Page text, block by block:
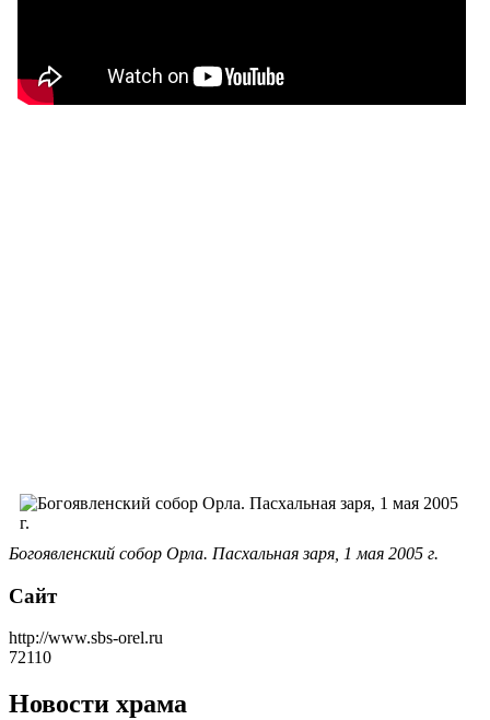
Богоявленский собор Орла. Пасхальная заря, 1 мая 2005 г.
Сайт
http://www.sbs-orel.ru
72110
Новости храма